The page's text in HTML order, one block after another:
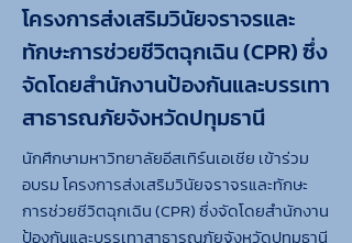
โครงการส่งเสริมวินัยจราจรและ
ทักษะการช่วยชีวิตฉุกเฉิน (CPR) ซึ่ง
จัดโดยสำนักงานป้องกันและบรรเทา
สาธารณภัยจังหวัดปทุมธานี
นักศึกษามหาวิทยาลัยอีสเทิร์นเอเชีย เข้าร่วม
อบรม โครงการส่งเสริมวินัยจราจรและทักษะ
การช่วยชีวิตฉุกเฉิน (CPR) ซึ่งจัดโดยสำนักงาน
ป้องกันและบรรเทาสาธารณภัยจังหวัดปทุมธานี